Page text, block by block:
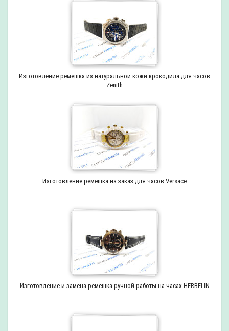
Изготовление ремешка из натуральной кожи крокодила для часов
Zenith
Изготовление ремешка на заказ для часов Versace
Изготовление и замена ремешка ручной работы на часах HERBELIN